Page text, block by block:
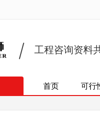
工程咨询资料
首页 可行